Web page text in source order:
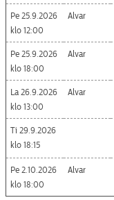
Pe 25.9.2026
12:00
Alvar
Pe 25.9.2026
18:00
Alvar
La 26.9.2026
13:00
Alvar
Ti 29.9.2026
18:15
Pe 2.10.2026
18:00
Alvar